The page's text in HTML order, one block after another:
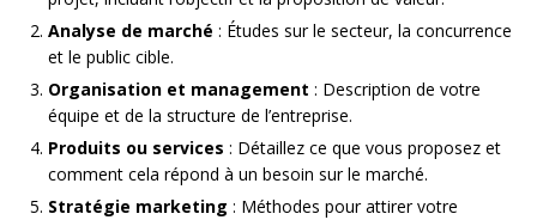
Analyse de marché : Études sur le secteur, la concurrence
et le public cible.
Organisation et management : Description de votre
équipe et de la structure de l’entreprise.
Produits ou services : Détaillez ce que vous proposez et
comment cela répond à un besoin sur le marché.
Stratégie marketing : Méthodes pour attirer votre